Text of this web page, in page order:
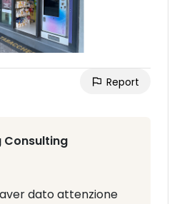
Report
Consulting
dato attenzione